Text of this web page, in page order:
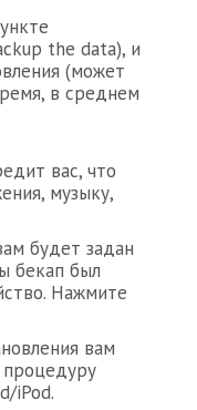
the data), и
(может
в среднем
вас, что
музыку,
будет задан
бекап был
Нажмите
вам
iPod.